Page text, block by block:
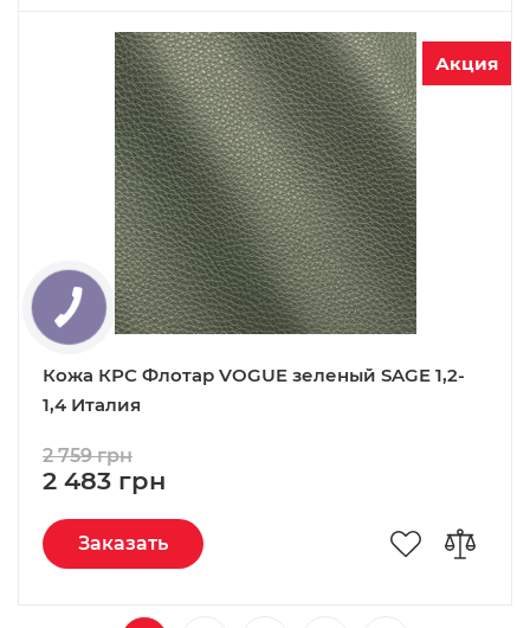
Акция
Кожа КРС Флотар VOGUE зеленый SAGE 1,2-
1,4 Италия
2 483 грн
2 759 грн
Заказать